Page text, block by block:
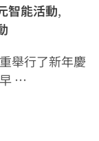
智能活動,
舉行了新年慶
…